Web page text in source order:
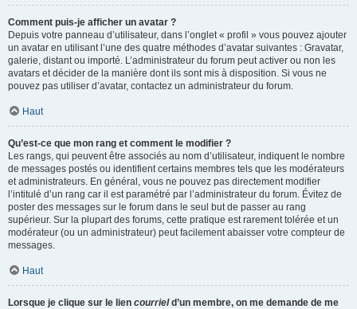
Comment puis-je afficher un avatar ?
Depuis votre panneau d’utilisateur, dans l’onglet « profil » vous pouvez ajouter
un avatar en utilisant l’une des quatre méthodes d’avatar suivantes : Gravatar,
galerie, distant ou importé. L’administrateur du forum peut activer ou non les
avatars et décider de la manière dont ils sont mis à disposition. Si vous ne
pouvez pas utiliser d’avatar, contactez un administrateur du forum.
Haut
Qu’est-ce que mon rang et comment le modifier ?
Les rangs, qui peuvent être associés au nom d’utilisateur, indiquent le nombre
de messages postés ou identifient certains membres tels que les modérateurs
et administrateurs. En général, vous ne pouvez pas directement modifier
l’intitulé d’un rang car il est paramétré par l’administrateur du forum. Évitez de
poster des messages sur le forum dans le seul but de passer au rang
supérieur. Sur la plupart des forums, cette pratique est rarement tolérée et un
modérateur (ou un administrateur) peut facilement abaisser votre compteur de
messages.
Haut
Lorsque je clique sur le lien courrield’un membre, on me demande de me